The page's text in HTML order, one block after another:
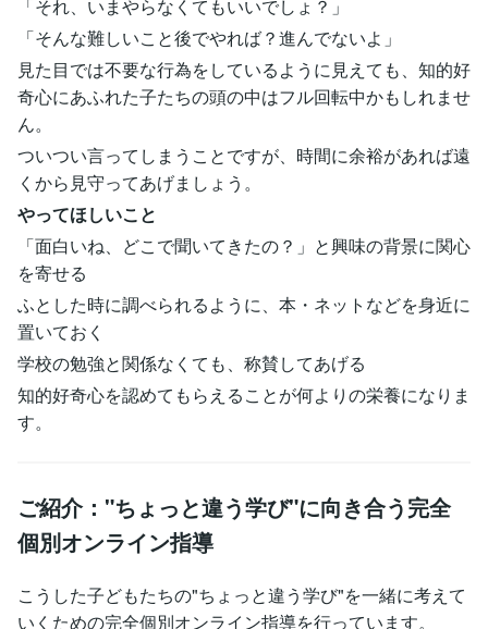
「それ、いまやらなくてもいいでしょ？」
「そんな難しいこと後でやれば？進んでないよ」
見た目では不要な行為をしているように見えても、知的好
奇心にあふれた子たちの頭の中はフル回転中かもしれませ
ん。
ついつい言ってしまうことですが、時間に余裕があれば遠
くから見守ってあげましょう。
やってほしいこと
「面白いね、どこで聞いてきたの？」と興味の背景に関心
を寄せる
ふとした時に調べられるように、本・ネットなどを身近に
置いておく
学校の勉強と関係なくても、称賛してあげる
知的好奇心を認めてもらえることが何よりの栄養になりま
す。
ご紹介："ちょっと違う学び"に向き合う完全
個別オンライン指導
こうした子どもたちの"ちょっと違う学び"を一緒に考えて
いくための完全個別オンライン指導を行っています。